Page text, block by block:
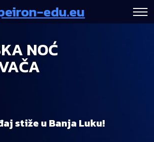
edu.eu
NOĆ
stiže u Banja Luku!